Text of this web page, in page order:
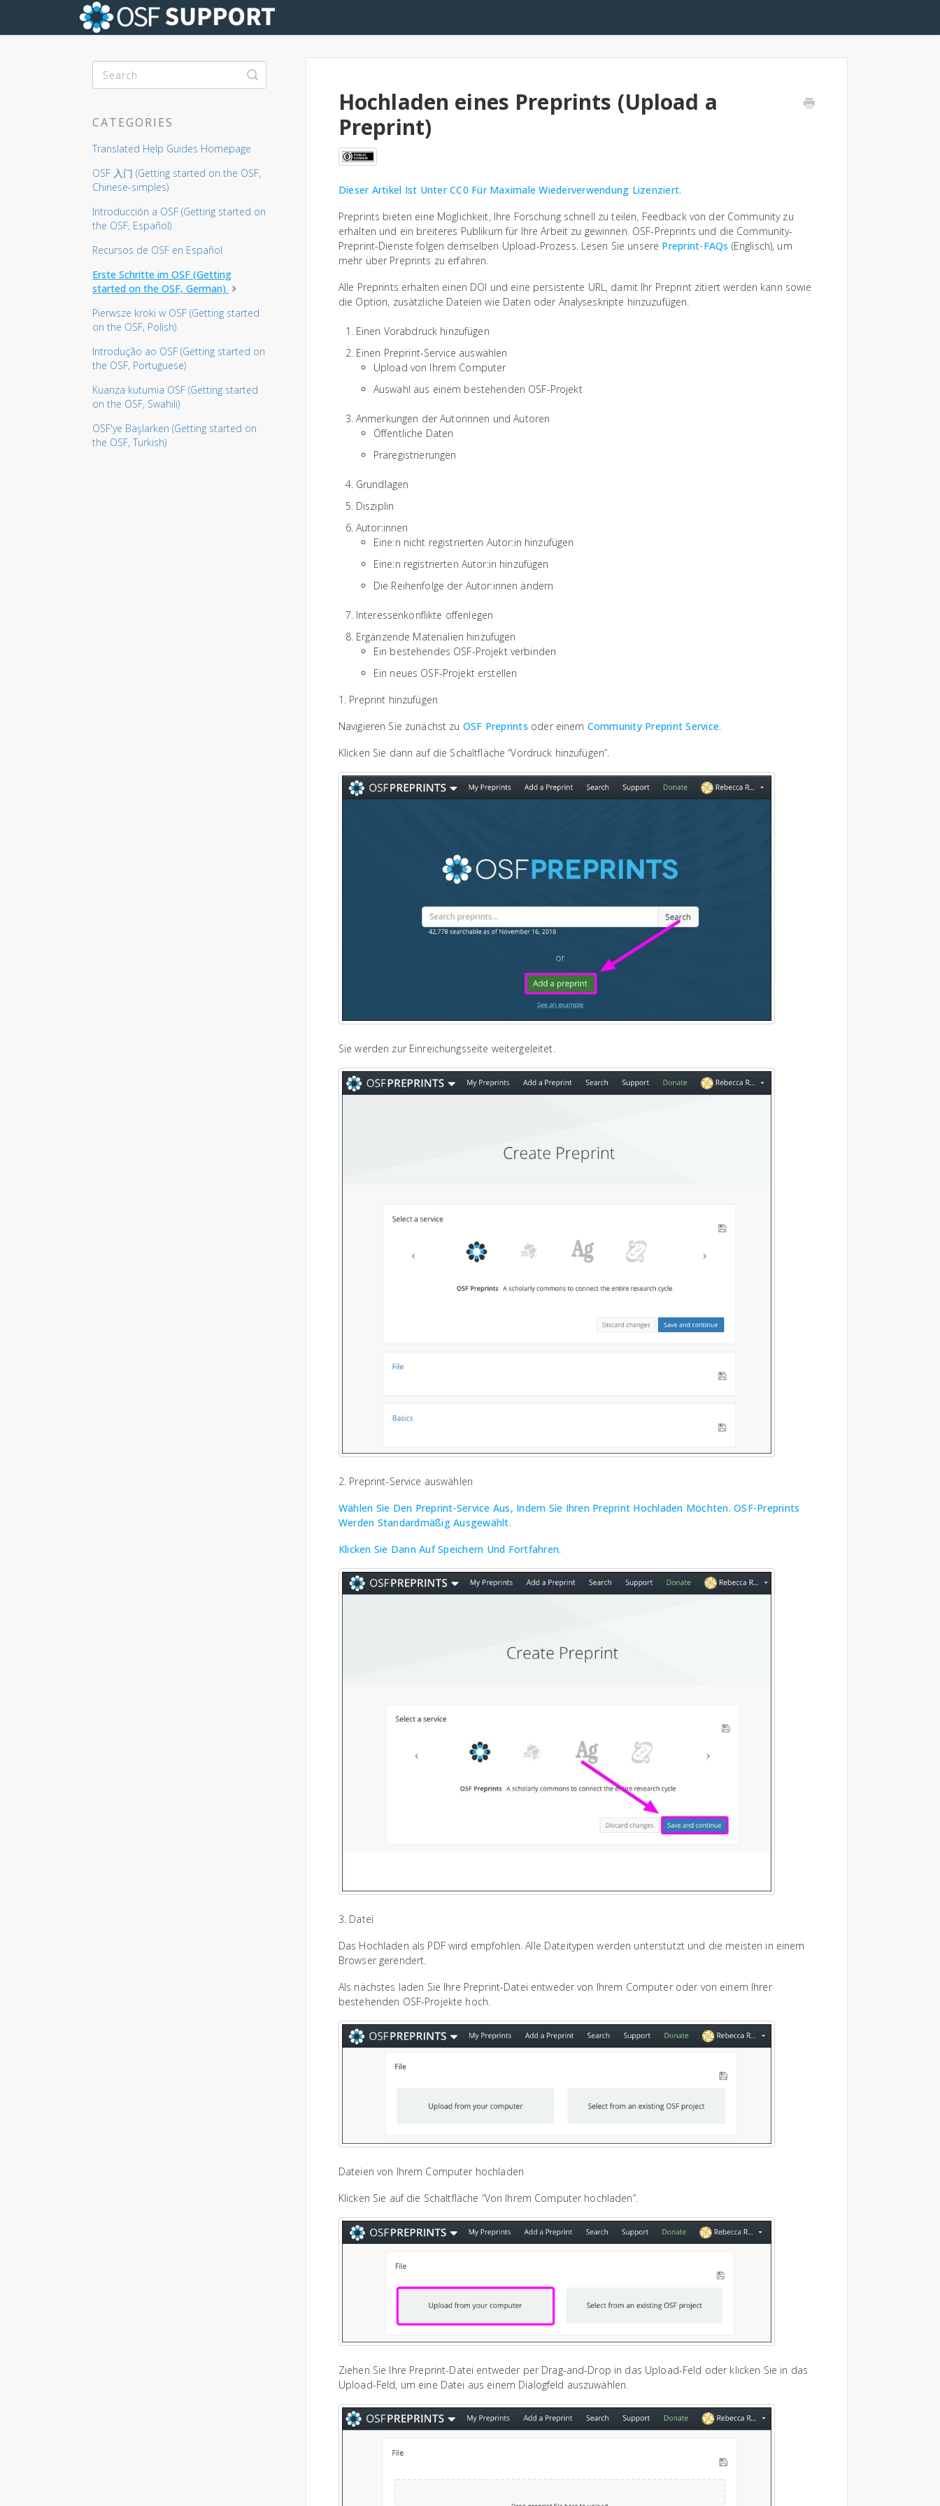
Hochladen eines Preprints (Upload a
Preprint)
Dieser Artikel Ist Unter CC0 Für Maximale Wiederverwendung Lizenziert.
Preprints bieten eine Möglichkeit, Ihre Forschung schnell zu teilen, Feedback von der Community zu
erhalten und ein breiteres Publikum für Ihre Arbeit zu gewinnen. OSF-Preprints und die Community-
Preprint-Dienste folgen demselben Upload-Prozess. Lesen Sie unsere Preprint-FAQs (Englisch), um
mehr über Preprints zu erfahren.
Alle Preprints erhalten einen DOI und eine persistente URL, damit Ihr Preprint zitiert werden kann sowie
die Option, zusätzliche Dateien wie Daten oder Analyseskripte hinzuzufügen.
Einen Vorabdruck hinzufügen
Einen Preprint-Service auswählen
Upload von Ihrem Computer
Auswahl aus einem bestehenden OSF-Projekt
Anmerkungen der Autorinnen und Autoren
Öffentliche Daten
Präregistrierungen
Grundlagen
Disziplin
Autor:innen
Eine:n nicht registrierten Autor:in hinzufügen
Eine:n registrierten Autor:in hinzufügen
Die Reihenfolge der Autor:innen ändern
Interessenkonflikte offenlegen
Ergänzende Materialien hinzufügen
Ein bestehendes OSF-Projekt verbinden
Ein neues OSF-Projekt erstellen
1. Preprint hinzufügen
Navigieren Sie zunächst zu OSF Preprints oder einem Community Preprint Service.
Klicken Sie dann auf die Schaltfläche “Vordruck hinzufügen”.
Sie werden zur Einreichungsseite weitergeleitet.
2. Preprint-Service auswählen
Wählen Sie Den Preprint-Service Aus, Indem Sie Ihren Preprint Hochladen Möchten. OSF-Preprints
Werden Standardmäßig Ausgewählt.
Klicken Sie Dann Auf Speichern Und Fortfahren.
3. Datei
Das Hochladen als PDF wird empfohlen. Alle Dateitypen werden unterstützt und die meisten in einem
Browser gerendert.
Als nächstes laden Sie Ihre Preprint-Datei entweder von Ihrem Computer oder von einem Ihrer
bestehenden OSF-Projekte hoch.
Dateien von Ihrem Computer hochladen
Klicken Sie auf die Schaltfläche “Von Ihrem Computer hochladen”.
Ziehen Sie Ihre Preprint-Datei entweder per Drag-and-Drop in das Upload-Feld oder klicken Sie in das
Upload-Feld, um eine Datei aus einem Dialogfeld auszuwählen.
Toggle Search
CATEGORIES
Translated Help Guides Homepage
OSF 入门 (Getting started on the OSF,
Chinese-simples)
Introducción a OSF (Getting started on
the OSF, Español)
Recursos de OSF en Español
Erste Schritte im OSF (Getting
started on the OSF, German)
Pierwsze kroki w OSF (Getting started
on the OSF, Polish)
Introdução ao OSF (Getting started on
the OSF, Portuguese)
Kuanza kutumia OSF (Getting started
on the OSF, Swahili)
OSF'ye Başlarken (Getting started on
the OSF, Turkish)